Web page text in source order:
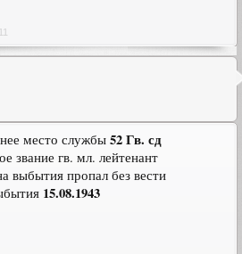
место службы52 Гв. сд
звание гв. мл. лейтенант
выбытия пропал без вести
15.08.1943